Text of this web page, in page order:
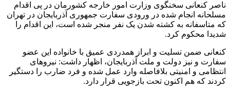
ناصر کنعانی سخنگوی وزارت امور خارجه کشورمان در پی اقدام
مسلحانه انجام شده در ورودی سفارت جمهوری آذربایجان در تهران
که متاسفانه به کشته شدن یک نفر منجر شده است، این اقدام را
شدیدا محکوم کرد.
کنعانی ضمن تسلیت و ابراز همدردی عمیق با خانواده این عضو
سفارت و نیز دولت و ملت آذربایجان، اظهار داشت: نیروهای
انتظامی و امنیتی بلافاصله وارد عمل شده و فرد ضارب را دستگیر
کردند که هم اکنون تحت بازجویی قرار دارد.